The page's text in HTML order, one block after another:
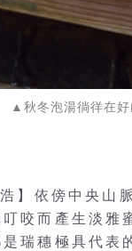
▲秋冬泡湯徜徉在
】依傍中央山
咬而產生淡雅
瑞穗極具代表